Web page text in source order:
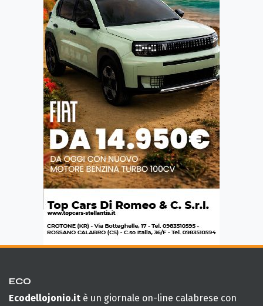
ECO
Ecodellojonio.it è un giornale on-line calabrese con